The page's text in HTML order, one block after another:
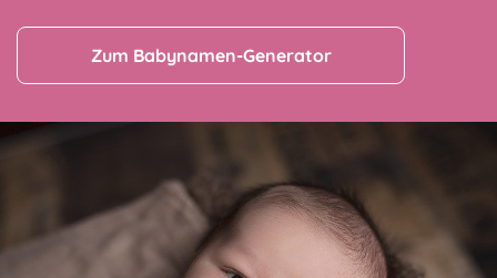
Zum Babynamen-Generator